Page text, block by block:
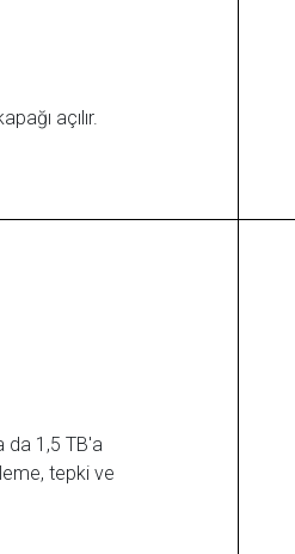
açılır.
da 1,5 TB'a
tepki ve